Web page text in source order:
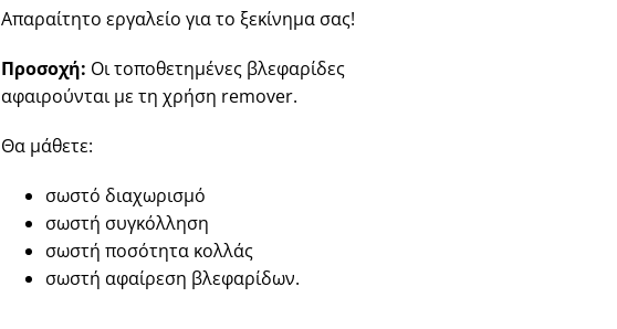
Απαραίτητο εργαλείο για το ξεκίνημα σας!
Προσοχή: Οι τοποθετημένες βλεφαρίδες
αφαιρούνται με τη χρήση remover.
Θα μάθετε:
σωστό διαχωρισμό
σωστή συγκόλληση
σωστή ποσότητα κολλάς
σωστή αφαίρεση βλεφαρίδων.